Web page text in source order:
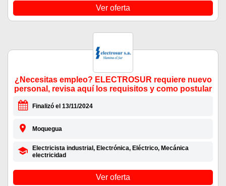
Ver oferta
¿Necesitas empleo? ELECTROSUR requiere nuevo
personal, revisa aquí los requisitos y como postular
Finalizó el 13/11/2024
Moquegua
Electricista industrial, Electrónica, Eléctrico, Mecánica
electricidad
Ver oferta